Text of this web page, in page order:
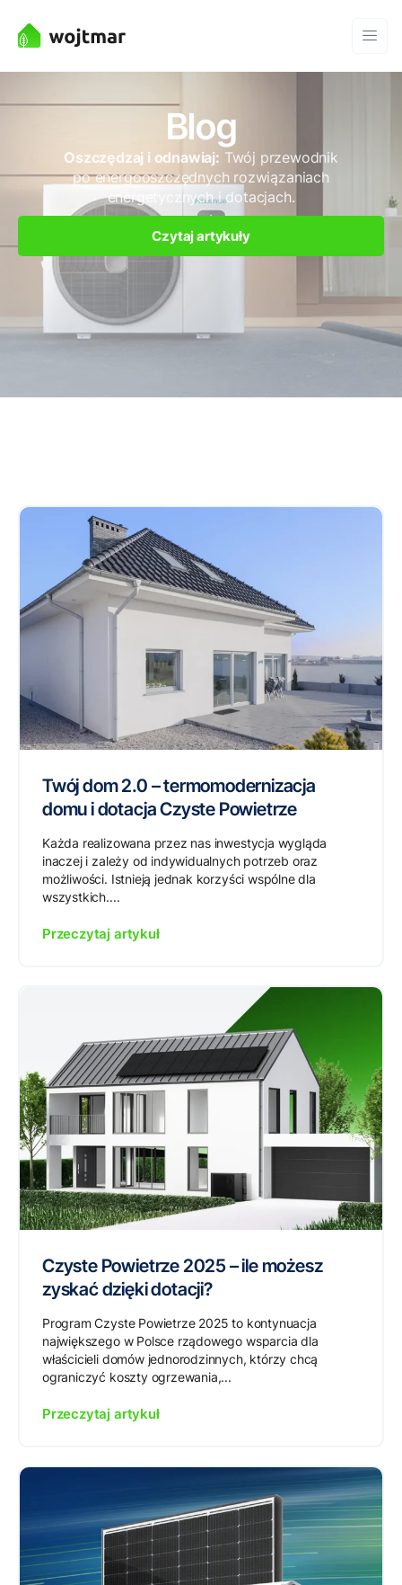
Blog
Oszczędzaj i odnawiaj: Twój przewodnik
po energooszczędnych rozwiązaniach
energetycznych i dotacjach.
Czytaj artykuły
Twój dom 2.0 – termomodernizacja
domu i dotacja Czyste Powietrze
Każda realizowana przez nas inwestycja wygląda
inaczej i zależy od indywidualnych potrzeb oraz
możliwości. Istnieją jednak korzyści wspólne dla
wszystkich....
Przeczytaj artykuł
Czyste Powietrze 2025 – ile możesz
zyskać dzięki dotacji?
Program Czyste Powietrze 2025 to kontynuacja
największego w Polsce rządowego wsparcia dla
właścicieli domów jednorodzinnych, którzy chcą
ograniczyć koszty ogrzewania,...
Przeczytaj artykuł